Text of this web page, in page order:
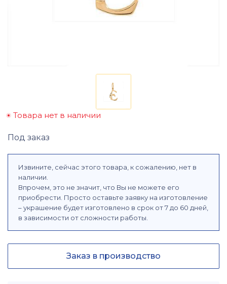
Товара нет в наличии
Под заказ
Извините, сейчас этого товара, к сожалению, нет в
наличии.
Впрочем, это не значит, что Вы не можете его
приобрести. Просто оставьте заявку на изготовление
– украшение будет изготовлено в срок от 7 до 60 дней,
в зависимости от сложности работы.
Заказ в производство